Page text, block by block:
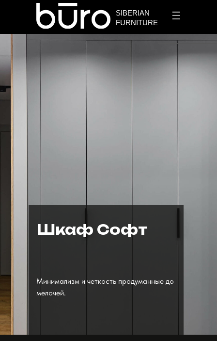
☰
SIBERIAN
FURNITURE
+7 913 912 3656
Шкаф Софт
Минимализм и четкость продуманные до
мелочей.